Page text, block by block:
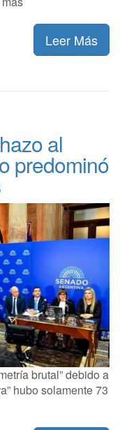
Leer Más
al
predominó
brutal” debido a
hubo solamente 73